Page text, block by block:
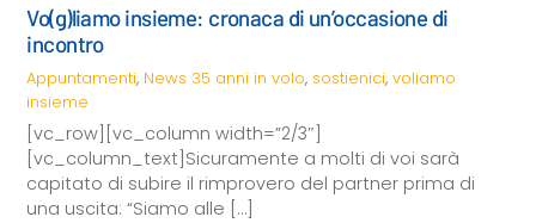
Vo(g)liamo insieme: cronaca di un’occasione di
incontro
Appuntamenti, News 35 anni in volo, sostienici,voliamo
insieme
[vc_row][vc_column width=”2/3″]
[vc_column_text]Sicuramente a molti di voi sarà
capitato di subire il rimprovero del partner prima di
una uscita: “Siamo alle […]